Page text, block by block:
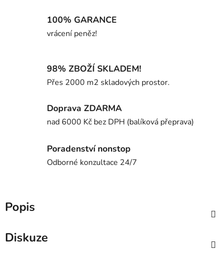
100% GARANCE
vrácení peněz!
98% ZBOŽÍ SKLADEM!
Přes 2000 m2 skladových prostor.
Doprava ZDARMA
nad 6000 Kč bez DPH (balíková přeprava)
Poradenství nonstop
Odborné konzultace 24/7
Popis
Diskuze